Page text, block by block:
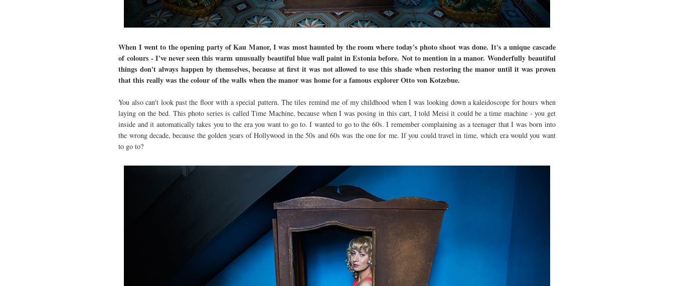
When I went to the opening party of Kau Manor, I was most haunted by the room where today's photo shoot was done. It's a unique cascade
of colours - I've never seen this warm unusually beautiful blue wall paint in Estonia before. Not to mention in a manor.Wonderfully beautiful
things don't always happen by themselves, because at first it was not allowed to use this shade when restoring the manor until it was proven
that this really was the colour of the walls when the manor was home for a famous explorer Otto von Kotzebue.
You also can't look past the floor with a special pattern. The tiles remind me of my childhood when I was looking down a kaleidoscope for hours when
laying on the bed. This photo series is called Time Machine, because when I was posing in this cart, I told Meisi it could be a time machine - you get
inside and it automatically takes you to the era you want to go to. I wanted to go to the 60s. I remember complaining as a teenager that I was born into
the wrong decade, because the golden years of Hollywood in the 50s and 60s was the one for me. If you could travel in time, which era would you want
to go to?